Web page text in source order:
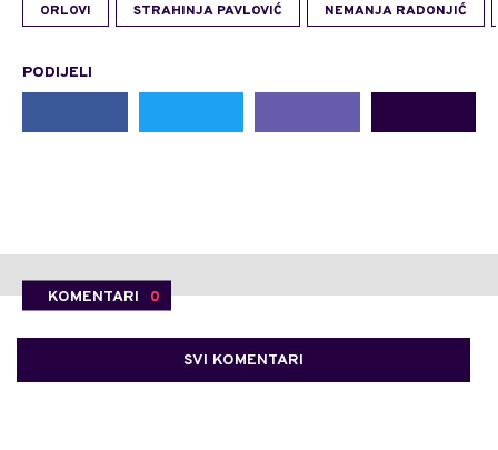
ORLOVI STRAHINJA PAVLOVIĆ NEMANJA RADONJIĆ
PODIJELI
KOMENTARI 0
SVI KOMENTARI